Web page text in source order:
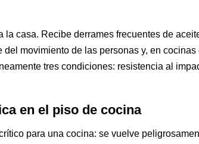
casa. Recibe derrames frecuentes de
movimiento de las personas y, en
tres condiciones: resistencia al
en el piso de cocina
para una cocina: se vuelve